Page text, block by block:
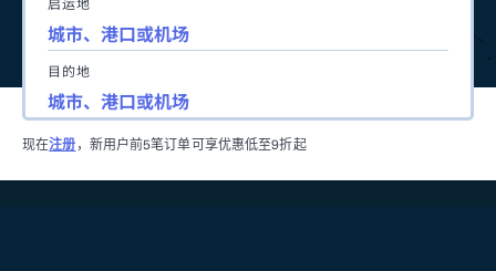
目的地
现在注册 ，新用户前5笔订单可享优惠低至9折起